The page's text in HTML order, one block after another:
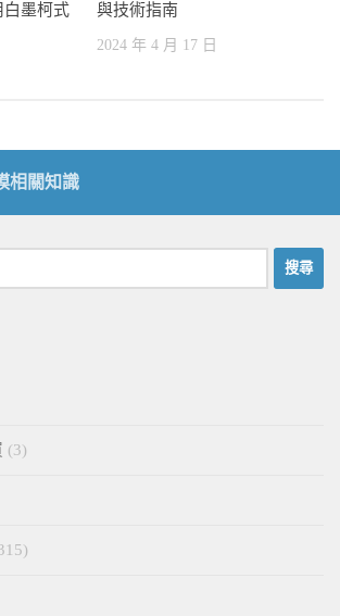
白墨柯式
與技術指南
2024 年 4 月 17 日
相關知識
(3)